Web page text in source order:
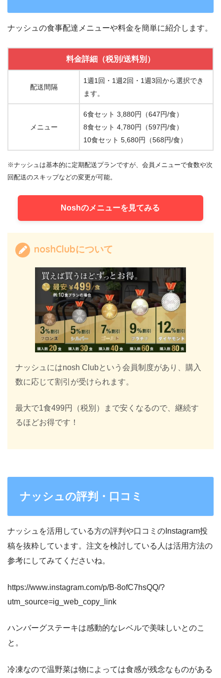
ナッシュの食事配達メニューや料金を簡単に紹介します。
料金詳細（税別/送料別）
配送間隔
1週1回・1週2回・1週3回から選択でき
ます。
メニュー
6食セット 3,880円（647円/食）
8食セット 4,780円（597円/食）
10食セット 5,680円（568円/食）
※ナッシュは基本的に定期配送プランですが、会員メニューで食数や次
回配送のスキップなどの変更が可能。
Noshのメニューを見てみる
noshClubについて
ナッシュにはnosh Clubという会員制度があり、購入
数に応じて割引が受けられます。
最大で1食499円（税別）まで安くなるので、継続す
るほどお得です！
ナッシュの評判・口コミ
ナッシュを活用している方の評判や口コミのInstagram投
稿を抜粋しています。注文を検討している人は活用方法の
参考にしてみてくださいね。
https://www.instagram.com/p/B-8ofC7hsQQ/?
utm_source=ig_web_copy_link
ハンバーグステーキは感動的なレベルで美味しいとのこ
と。
冷凍なので温野菜は物によっては食感が残念なものがある